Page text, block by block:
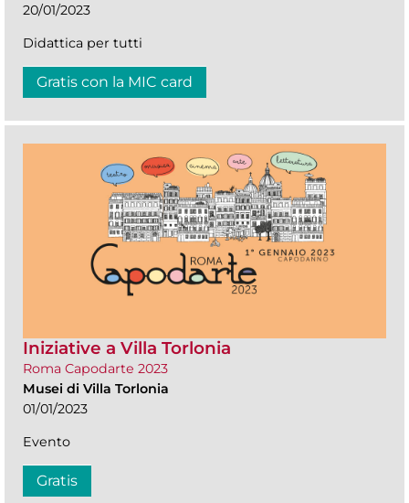
20/01/2023
Didattica per tutti
Gratis con la MIC card
Iniziative a Villa Torlonia
Roma Capodarte 2023
Musei di Villa Torlonia
01/01/2023
Evento
Gratis